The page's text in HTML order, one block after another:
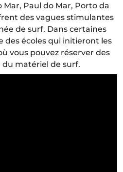
Mar, Paul do Mar, Porto da
des vagues stimulantes
de surf. Dans certaines
des écoles qui initieront les
vous pouvez réserver des
du matériel de surf.